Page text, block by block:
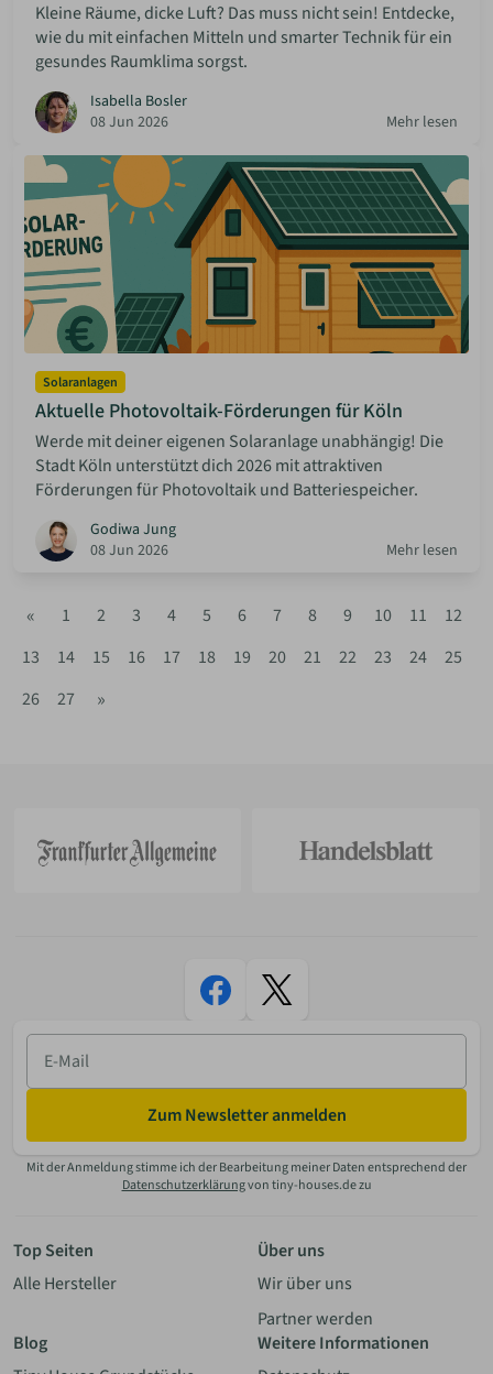
Kleine Räume, dicke Luft? Das muss nicht sein! Entdecke,
wie du mit einfachen Mitteln und smarter Technik für ein
gesundes Raumklima sorgst.
Isabella Bosler
08 Jun 2026
Mehr lesen
Solaranlagen
Aktuelle Photovoltaik-Förderungen für Köln
Werde mit deiner eigenen Solaranlage unabhängig! Die
Stadt Köln unterstützt dich 2026 mit attraktiven
Förderungen für Photovoltaik und Batteriespeicher.
Godiwa Jung
08 Jun 2026
Mehr lesen
« 1 2 3 4 5 6 7 8 9 10 11
12
13
14 15 16 17 18 19 20 21 22 23 24
25
26
27 »
E-
Mail
Zum Newsletter anmelden
Mit der Anmeldung stimme ich der Bearbeitung meiner Daten entsprechend der
Datenschutzerklärungvon tiny-houses.de zu
Top Seiten
Alle Hersteller
Über uns
Wir über uns
Partner werden
Blog
Weitere Informationen